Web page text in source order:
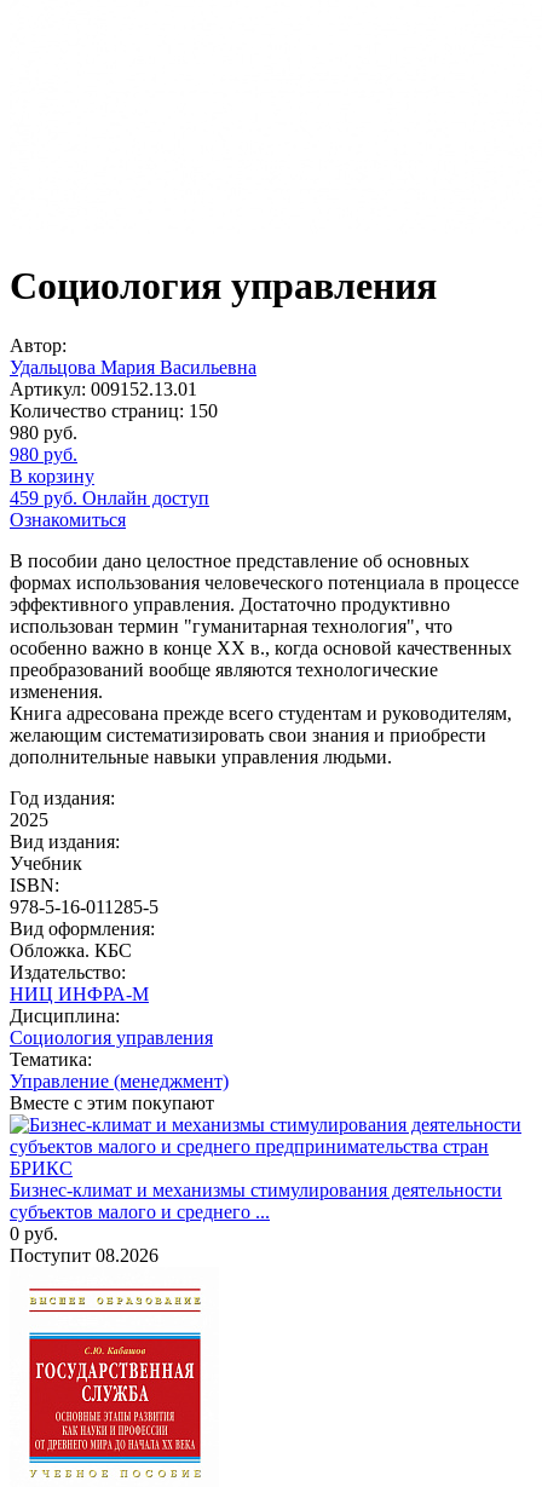
Социология управления
Автор:
Удальцова Мария Васильевна
Артикул: 009152.13.01
Количество страниц: 150
980 руб.
980 руб.
В корзину
459 руб. Онлайн доступ
Ознакомиться
В пособии дано целостное представление об основных
формах использования человеческого потенциала в процессе
эффективного управления. Достаточно продуктивно
использован термин "гуманитарная технология", что
особенно важно в конце ХХ в., когда основой качественных
преобразований вообще являются технологические
изменения.
Книга адресована прежде всего студентам и руководителям,
желающим систематизировать свои знания и приобрести
дополнительные навыки управления людьми.
Год издания:
2025
Вид издания:
Учебник
ISBN:
978-5-16-011285-5
Вид оформления:
Обложка. КБС
Издательство:
НИЦ ИНФРА-М
Дисциплина:
Социология управления
Тематика:
Управление (менеджмент)
Вместе с этим покупают
Бизнес-климат и механизмы стимулирования деятельности
субъектов малого и среднего ...
0 руб.
Поступит 08.2026